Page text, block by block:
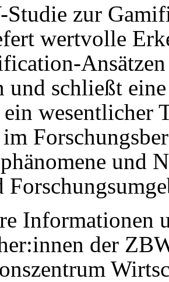
zur
wertvolle
und schließt
wesentlicher
und
Informationen
der